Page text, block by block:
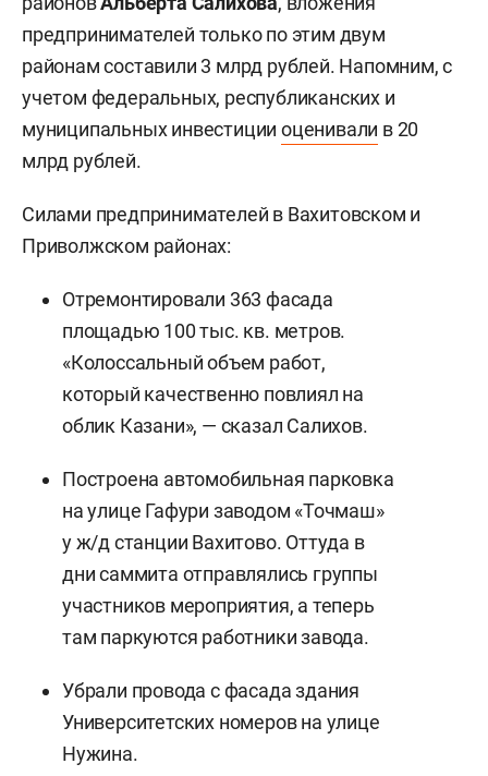
предпринимателей только по этим двум
районам составили 3 млрд рублей. Напомним, с
учетом федеральных, республиканских и
муниципальных инвестицииоценивали в 20
млрд рублей.
Силами предпринимателей в Вахитовском и
Приволжском районах:
Отремонтировали 363 фасада
площадью 100 тыс. кв. метров.
«Колоссальный объем работ,
который качественно повлиял на
облик Казани», — сказал Салихов.
Построена автомобильная парковка
на улице Гафури заводом «Точмаш»
у ж/д станции Вахитово. Оттуда в
дни саммита отправлялись группы
участников мероприятия, а теперь
там паркуются работники завода.
Убрали провода с фасада здания
Университетских номеров на улице
Нужина.